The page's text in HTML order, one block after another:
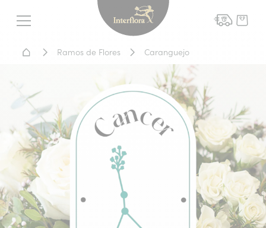
Menu
Interflora - entrega de
Home - Entrega de flores
Ramos de Flores Caranguejo